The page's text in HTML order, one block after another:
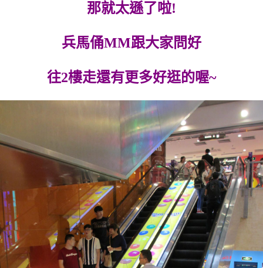
那就太遜了啦!
兵馬俑MM跟大家問好
往2樓走還有更多好逛的喔~